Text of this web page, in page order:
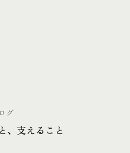
、支えること
グ